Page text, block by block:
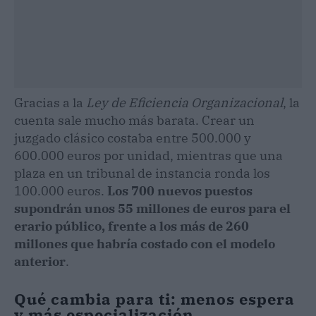
Gracias a la Ley de Eficiencia Organizacional, la
cuenta sale mucho más barata. Crear un
juzgado clásico costaba entre 500.000 y
600.000 euros por unidad, mientras que una
plaza en un tribunal de instancia ronda los
100.000 euros. Los 700 nuevos puestos
supondrán unos 55 millones de euros para el
erario público, frente a los más de 260
millones que habría costado con el modelo
anterior.
Qué cambia para ti: menos espera